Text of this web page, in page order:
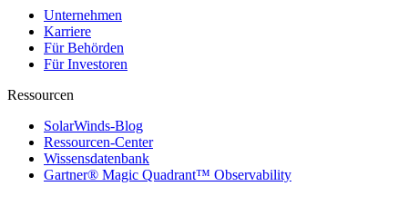
Unternehmen
Karriere
Für Behörden
Für Investoren
Ressourcen
SolarWinds-Blog
Ressourcen-Center
Wissensdatenbank
Gartner® Magic Quadrant™ Observability